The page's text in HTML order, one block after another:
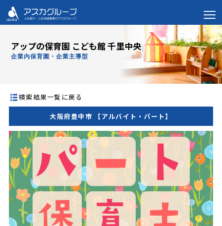
アップの保育園 こども館 千里中央
企業内保育園・企業主導型
検索結果一覧に戻る
大阪府豊中市 【アルバイト・パート】